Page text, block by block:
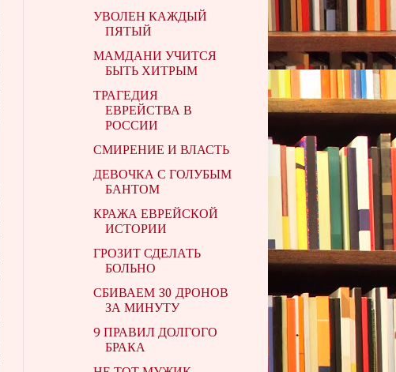
УВОЛЕН КАЖДЫЙ
ПЯТЫЙ
МАМДАНИ УЧИТСЯ
БЫТЬ ХИТРЫМ
ТРАГЕДИЯ
ЕВРЕЙСТВА В
РОССИИ
СМИРЕНИЕ И ВЛАСТЬ
ДЕВОЧКА С ГОЛУБЫМ
БАНТОМ
КРАЖА ЕВРЕЙСКОЙ
ИСТОРИИ
ГРОЗИТ СДЕЛАТЬ
БОЛЬНО
СБИВАЕМ 30 ДРОНОВ
ЗА МИНУТУ
9 ПРАВИЛ ДОЛГОГО
БРАКА